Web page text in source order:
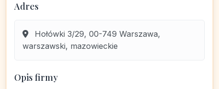
Adres
Hołówki 3/29, 00-749 Warszawa,
warszawski, mazowieckie
Opis firmy